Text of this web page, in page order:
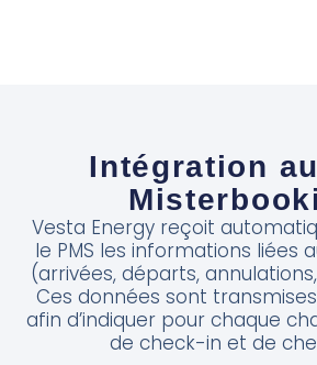
Intégration
Vesta Energy reçoit
le PMS les informations liées
(arrivées, départs,
Ces données sont
afin d’indiquer pour chaque
de check-in et de